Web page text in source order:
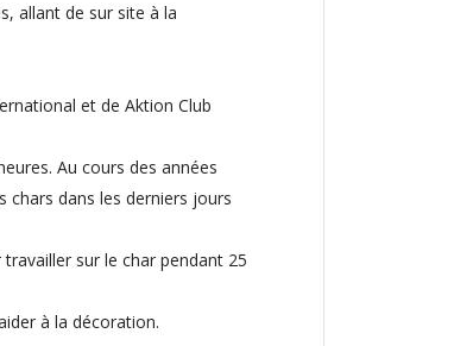
allant de sur site à la
et de Aktion Club
Au cours des années
chars dans les derniers jours
sur le char pendant 25
à la décoration.